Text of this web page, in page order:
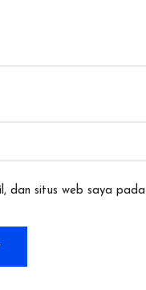
dan situs web saya